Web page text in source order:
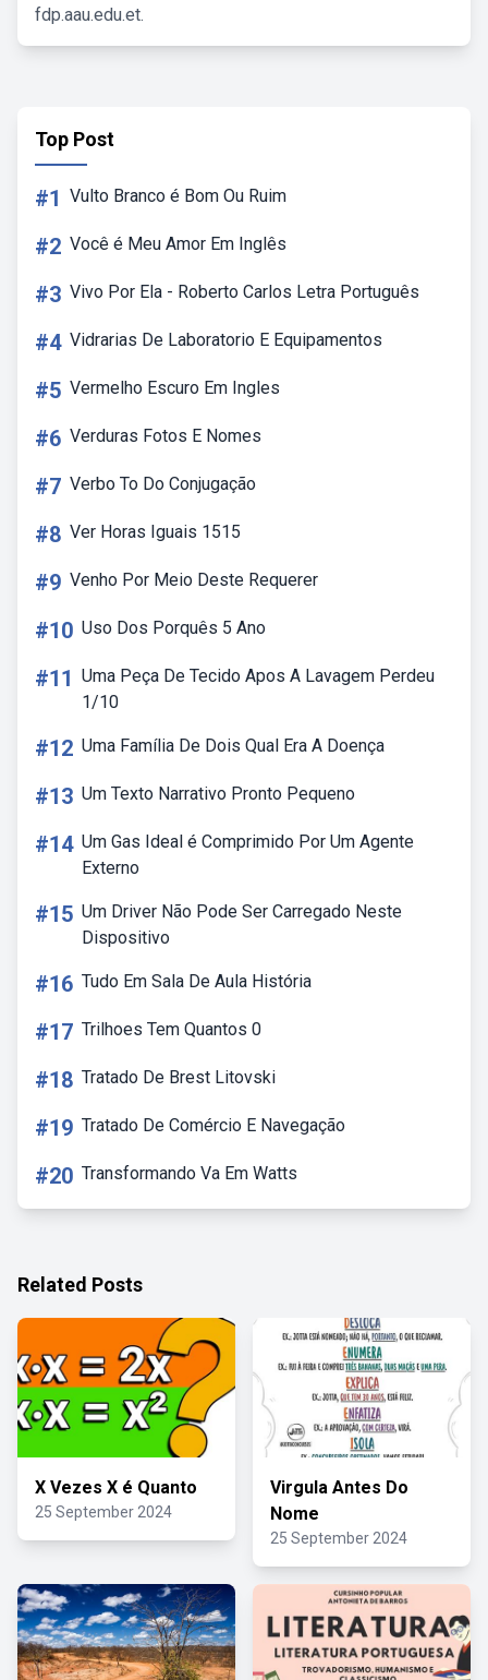
fdp.aau.edu.et.
Top Post
#1 Vulto Branco é Bom Ou Ruim
#2 Você é Meu Amor Em Inglês
#3 Vivo Por Ela - Roberto Carlos Letra Português
#4 Vidrarias De Laboratorio E Equipamentos
#5 Vermelho Escuro Em Ingles
#6 Verduras Fotos E Nomes
#7 Verbo To Do Conjugação
#8 Ver Horas Iguais 1515
#9 Venho Por Meio Deste Requerer
#10 Uso Dos Porquês 5 Ano
#11 Uma Peça De Tecido Apos A Lavagem Perdeu
1/10
#12 Uma Família De Dois Qual Era A Doença
#13 Um Texto Narrativo Pronto Pequeno
#14 Um Gas Ideal é Comprimido Por Um Agente
Externo
#15 Um Driver Não Pode Ser Carregado Neste
Dispositivo
#16 Tudo Em Sala De Aula História
#17 Trilhoes Tem Quantos 0
#18 Tratado De Brest Litovski
#19 Tratado De Comércio E Navegação
#20 Transformando Va Em Watts
Related Posts
X Vezes X é Quanto
25 September 2024
Virgula Antes Do
Nome
25 September 2024